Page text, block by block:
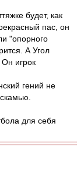
будет, как
пас, он
"опорного
А Угол
игрок
гений не
для себя